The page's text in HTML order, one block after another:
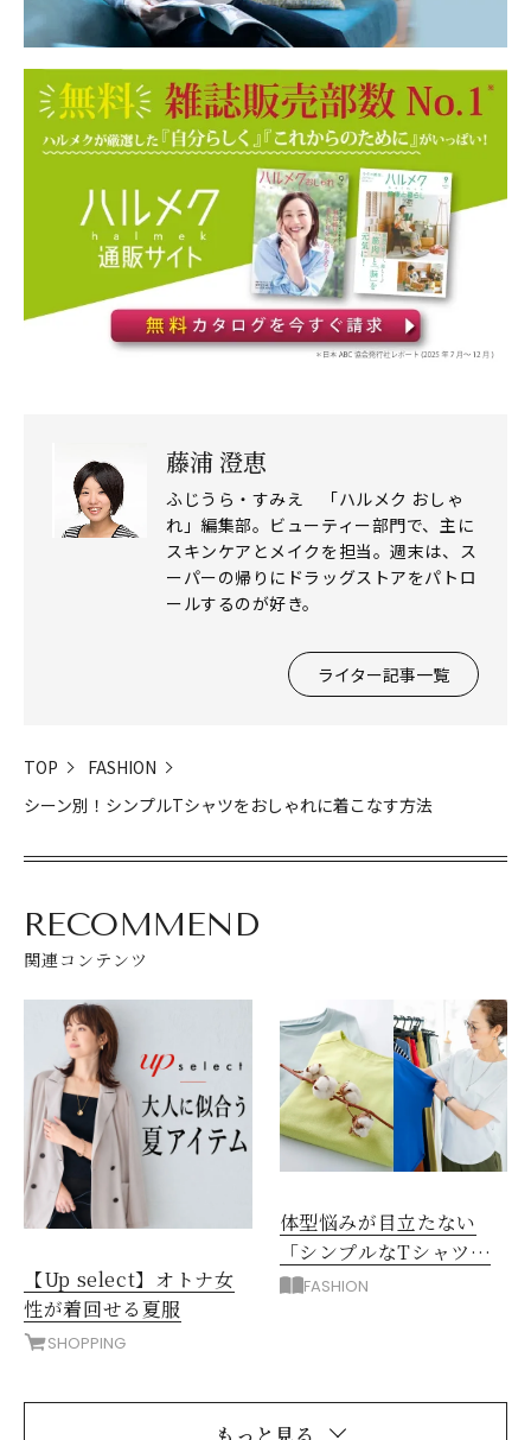
藤浦 澄恵
ふじうら・すみえ 「ハルメク おしゃ
れ」編集部。ビューティー部門で、主に
スキンケアとメイクを担当。週末は、ス
ーパーの帰りにドラッグストアをパトロ
ールするのが好き。
ライター記事一覧
TOP
FASHION
シーン別！シンプルTシャツをおしゃれに着こなす方法
RECOMMEND
関連コンテンツ
【Up select】オトナ女
性が着回せる夏服
SHOPPING
体型悩みが目立たない
「シンプルなTシャツ」
の選び方
FASHION
もっと見る